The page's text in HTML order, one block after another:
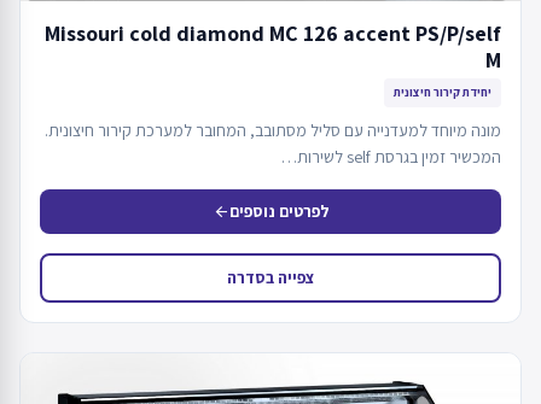
Missouri cold diamond MC 126 accent PS/P/self
M
יחידת קירור חיצונית
מונה מיוחד למעדנייה עם סליל מסתובב, המחובר למערכת קירור חיצונית.
המכשיר זמין בגרסת self לשירות…
לפרטים נוספיםarrow_back
צפייה בסדרה